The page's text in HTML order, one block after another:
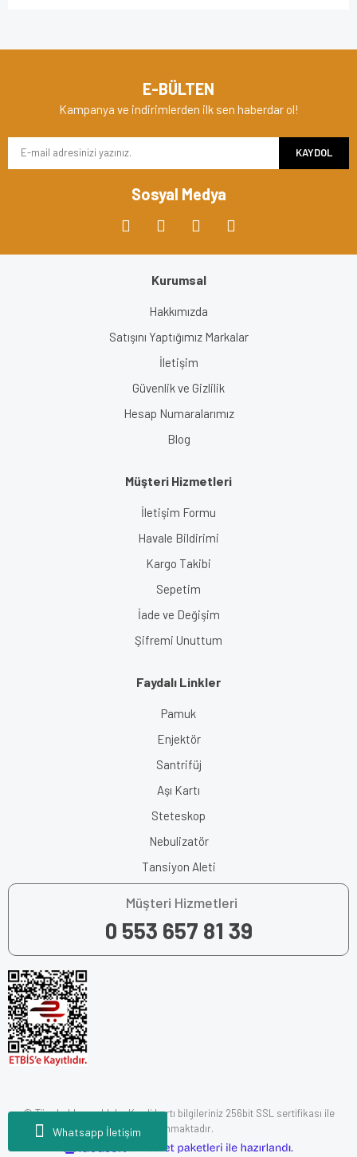
Whatsapp İletişim
E-BÜLTEN
Kampanya ve indirimlerden ilk sen haberdar ol!
KAYDOL
Sosyal Medya
Kurumsal
Hakkımızda
Satışını Yaptığımız Markalar
İletişim
Güvenlik ve Gizlilik
Hesap Numaralarımız
Blog
Müşteri Hizmetleri
İletişim Formu
Havale Bildirimi
Kargo Takibi
Sepetim
İade ve Değişim
Şifremi Unuttum
Faydalı Linkler
Pamuk
Enjektör
Santrifüj
Aşı Kartı
Steteskop
Nebulizatör
Tansiyon Aleti
Müşteri Hizmetleri
0 553 657 81 39
© Tüm hakları saklıdır. Kredi kartı bilgileriniz 256bit SSL sertifikası ile
korunmaktadır.
e-